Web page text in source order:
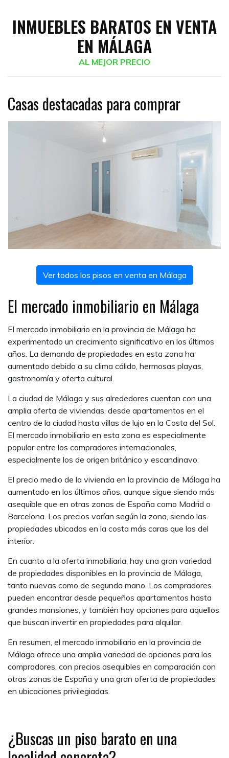
INMUEBLES BARATOS EN VENTA
EN MÁLAGA
AL MEJOR PRECIO
Casas destacadas para comprar
Piso reformado con ascensor en Camino Suárez
BAILÉN - MIRAFLORES
182.000 €
Ver todos los pisos en venta en Málaga
El mercado inmobiliario en Málaga
El mercado inmobiliario en la provincia de Málaga ha
experimentado un crecimiento significativo en los últimos
años. La demanda de propiedades en esta zona ha
aumentado debido a su clima cálido, hermosas playas,
gastronomía y oferta cultural.
La ciudad de Málaga y sus alrededores cuentan con una
amplia oferta de viviendas, desde apartamentos en el
centro de la ciudad hasta villas de lujo en la Costa del Sol.
El mercado inmobiliario en esta zona es especialmente
popular entre los compradores internacionales,
especialmente los de origen británico y escandinavo.
El precio medio de la vivienda en la provincia de Málaga ha
aumentado en los últimos años, aunque sigue siendo más
asequible que en otras zonas de España como Madrid o
Barcelona. Los precios varían según la zona, siendo las
propiedades ubicadas en la costa más caras que las del
interior.
En cuanto a la oferta inmobiliaria, hay una gran variedad
de propiedades disponibles en la provincia de Málaga,
tanto nuevas como de segunda mano. Los compradores
pueden encontrar desde pequeños apartamentos hasta
grandes mansiones, y también hay opciones para aquellos
que buscan invertir en propiedades para alquilar.
En resumen, el mercado inmobiliario en la provincia de
Málaga ofrece una amplia variedad de opciones para los
compradores, con precios asequibles en comparación con
otras zonas de España y una gran oferta de propiedades
en ubicaciones privilegiadas.
¿Buscas un piso barato en una